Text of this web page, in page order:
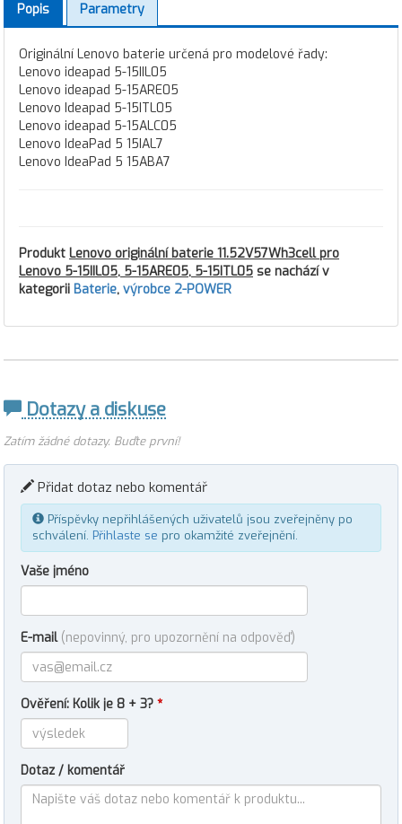
Popis Parametry
Originální Lenovo baterie určená pro modelové řady:
Lenovo ideapad 5-15IIL05
Lenovo ideapad 5-15ARE05
Lenovo Ideapad 5-15ITL05
Lenovo ideapad 5-15ALC05
Lenovo IdeaPad 5 15IAL7
Lenovo IdeaPad 5 15ABA7
Produkt Lenovo originální baterie 11.52V57Wh3cell pro
Lenovo 5-15IIL05, 5-15ARE05, 5-15ITL05 se nachází v
kategorii Baterie, výrobce 2-POWER
Dotazy a diskuse
Zatím žádné dotazy. Buďte první!
Přidat dotaz nebo komentář
Příspěvky nepřihlášených uživatelů jsou zveřejněny po
schválení. Přihlaste se pro okamžité zveřejnění.
Vaše jméno
E-mail (nepovinný, pro upozornění na odpověď)
Ověření: Kolik je 8 + 3? *
Dotaz / komentář